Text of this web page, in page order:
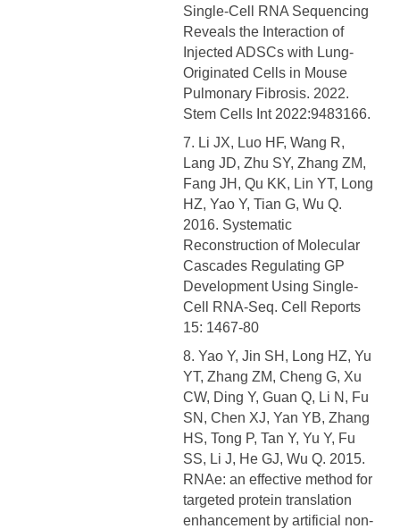
Single-Cell RNA Sequencing
Reveals the Interaction of
Injected ADSCs with Lung-
Originated Cells in Mouse
Pulmonary Fibrosis. 2022.
Stem Cells Int 2022:9483166.
7. Li JX, Luo HF, Wang R,
Lang JD, Zhu SY, Zhang ZM,
Fang JH, Qu KK, Lin YT, Long
HZ, Yao Y, Tian G, Wu Q.
2016. Systematic
Reconstruction of Molecular
Cascades Regulating GP
Development Using Single-
Cell RNA-Seq. Cell Reports
15: 1467-80
8. Yao Y, Jin SH, Long HZ, Yu
YT, Zhang ZM, Cheng G, Xu
CW, Ding Y, Guan Q, Li N, Fu
SN, Chen XJ, Yan YB, Zhang
HS, Tong P, Tan Y, Yu Y, Fu
SS, Li J, He GJ, Wu Q. 2015.
RNAe: an effective method for
targeted protein translation
enhancement by artificial non-